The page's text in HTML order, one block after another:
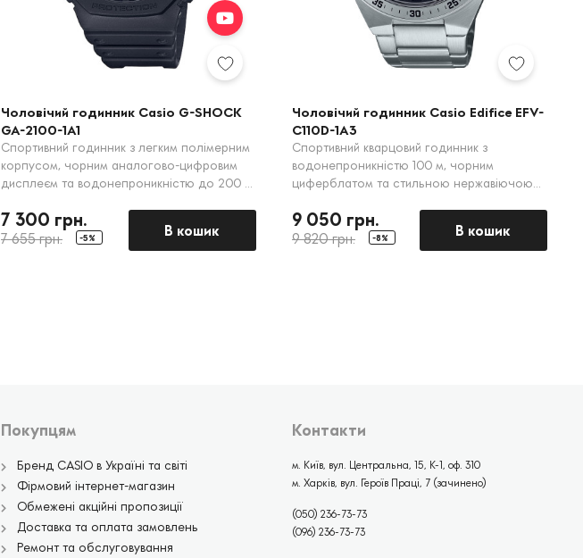
Чоловічий годинник Casio G-SHOCK
GA-2100-1A1
Спортивний годинник з легким полімерним
корпусом, чорним аналогово-цифровим
дисплеєм та водонепроникністю до 200 м,
7 300 грн.
7 655 грн. -5% В кошик
Чоловічий годинник Casio Edifice EFV-
C110D-1A3
Спортивний кварцовий годинник з
водонепроникністю 100 м, чорним
циферблатом та стильною нержавіючою
способу життя.
9 050 грн.
9 820 грн. -8% В кошик
Покупцям
Бренд CASIO в Україні та світі
Фірмовий інтернет-магазин
Обмежені акційні пропозиції
Доставка та оплата замовлень
Ремонт та обслуговування
Контакти
м. Київ, вул. Центральна, 15, К-1, оф. 310
м. Харків, вул. Героїв Праці, 7 (зачинено)
(050) 236-73-73
(096) 236-73-73